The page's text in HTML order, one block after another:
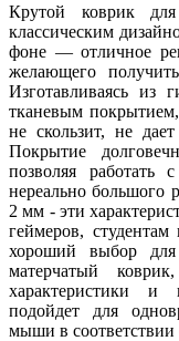
Крутой коврик
классическим
фоне — отличное
желающего
Изготавливаясь из
тканевым
не скользит, не
Покрытие
позволяя
нереально большого
2 мм - эти
геймеров,
хороший выбор для
матерчатый
характеристики
подойдет для
мыши в